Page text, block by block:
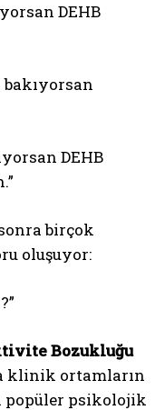
DEHB
DEHB
birçok
oluşuyor:
Bozukluğu
klinik ortamların
popüler psikolojik